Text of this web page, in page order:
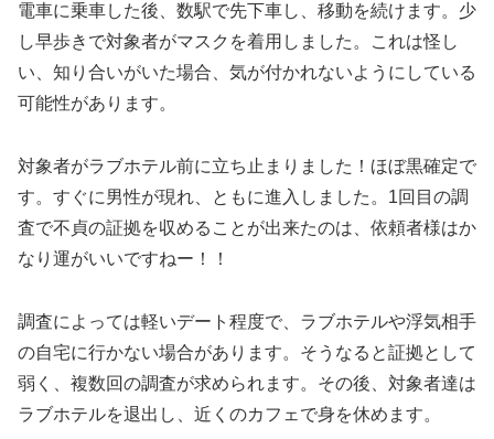
電車に乗車した後、数駅で先下車し、移動を続けます。少
し早歩きで対象者がマスクを着用しました。これは怪し
い、知り合いがいた場合、気が付かれないようにしている
可能性があります。
対象者がラブホテル前に立ち止まりました！ほぼ黒確定で
す。すぐに男性が現れ、ともに進入しました。1回目の調
査で不貞の証拠を収めることが出来たのは、依頼者様はか
なり運がいいですねー！！
調査によっては軽いデート程度で、ラブホテルや浮気相手
の自宅に行かない場合があります。そうなると証拠として
弱く、複数回の調査が求められます。その後、対象者達は
ラブホテルを退出し、近くのカフェで身を休めます。